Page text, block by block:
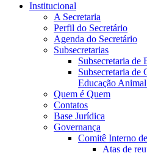
Institucional
A Secretaria
Perfil do Secretário
Agenda do Secretário
Subsecretarias
Subsecretaria de
Subsecretaria de
Educação
Quem é Quem
Contatos
Base Jurídica
Governança
Comitê Interno
Atas de